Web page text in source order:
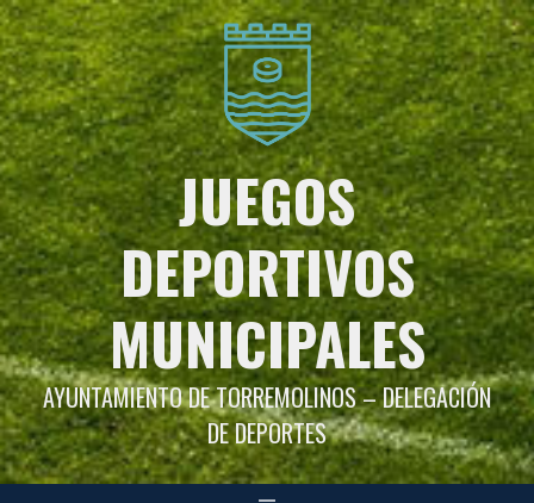
Saltar
al
contenido
JUEGOS
DEPORTIVOS
MUNICIPALES
AYUNTAMIENTO DE TORREMOLINOS – DELEGACIÓN
DE DEPORTES